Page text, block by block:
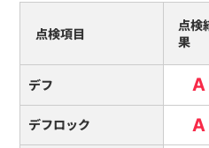
点検項目
点検
果
デフ A
デフロック A